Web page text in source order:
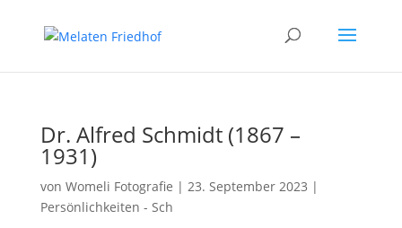
Dr. Alfred Schmidt (1867 –
1931)
von Womeli Fotografie | 23. September 2023 |
Persönlichkeiten - Sch